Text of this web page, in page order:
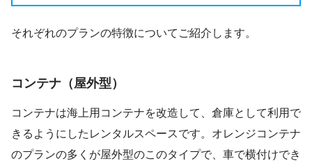
それぞれのプランの特徴についてご紹介します。
コンテナ（屋外型）
コンテナは海上用コンテナを改造して、倉庫として利用で
きるようにしたレンタルスペースです。オレンジコンテナ
のプランの多くが屋外型のこのタイプで、車で横付けでき